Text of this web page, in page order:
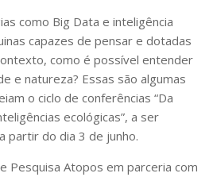
como Big Data e inteligência
capazes de pensar e dotadas
como é possível entender
e natureza? Essas são algumas
o ciclo de conferências “Da
ecológicas”, a ser
partir do dia 3 de junho.
Pesquisa Atopos em parceria com